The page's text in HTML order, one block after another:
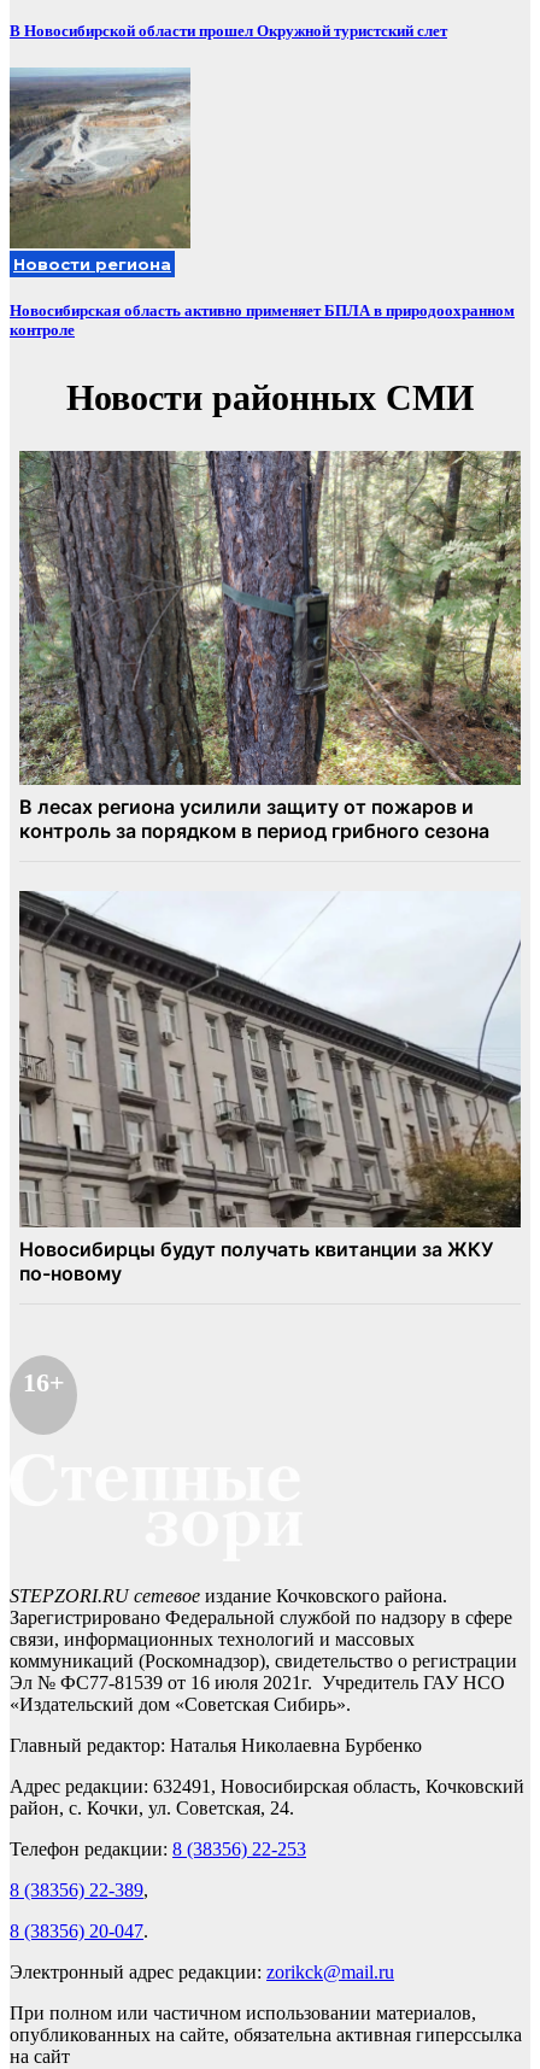
В Новосибирской области прошел Окружной туристский слет
Новости региона
Новосибирская область активно применяет БПЛА в природоохранном
контроле
16+
STEPZORI.RU сетевое издание Кочковского района.
Зарегистрировано Федеральной службой по надзору в сфере
связи, информационных технологий и массовых
коммуникаций (Роскомнадзор), свидетельство о регистрации
Эл № ФС77-81539 от 16 июля 2021г. Учредитель ГАУ НСО
«Издательский дом «Советская Сибирь».
Главный редактор: Наталья Николаевна Бурбенко
Адрес редакции: 632491, Новосибирская область, Кочковский
район, с. Кочки, ул. Советская, 24.
Телефон редакции: 8 (38356) 22-253
8 (38356) 22-389,
8 (38356) 20-047.
Электронный адрес редакции: zorikck@mail.ru
При полном или частичном использовании материалов,
опубликованных на сайте, обязательна активная гиперссылка
на сайт